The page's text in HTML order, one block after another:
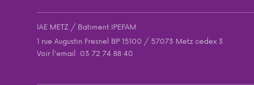
IAE METZ / Batiment IPEFAM
1 rue Augustin Fresnel BP 15100 / 57073 Metz cedex 3
Voir l'email 03 72 74 88 40